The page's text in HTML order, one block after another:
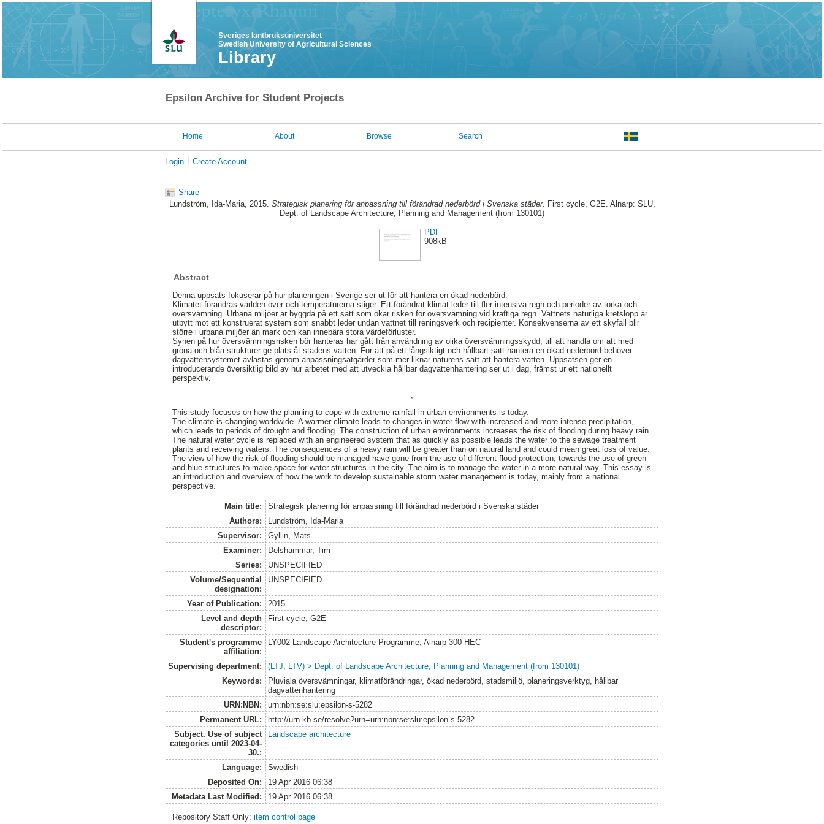
Sveriges lantbruksuniversitet
Swedish University of Agricultural Sciences
Library
Epsilon Archive for Student Projects
Home About Browse Search
Login Create Account
Share
Lundström, Ida-Maria, 2015. Strategisk planering för anpassning till förändrad nederbörd i Svenska städer. First cycle, G2E. Alnarp: SLU,
Dept. of Landscape Architecture, Planning and Management (from 130101)
PDF
908kB
Abstract
Denna uppsats fokuserar på hur planeringen i Sverige ser ut för att hantera en ökad nederbörd.
Klimatet förändras världen över och temperaturerna stiger. Ett förändrat klimat leder till fler intensiva regn och perioder av torka och
översvämning. Urbana miljöer är byggda på ett sätt som ökar risken för översvämning vid kraftiga regn. Vattnets naturliga kretslopp är
utbytt mot ett konstruerat system som snabbt leder undan vattnet till reningsverk och recipienter. Konsekvenserna av ett skyfall blir
större i urbana miljöer än mark och kan innebära stora värdeförluster.
Synen på hur översvämningsrisken bör hanteras har gått från användning av olika översvämningsskydd, till att handla om att med
gröna och blåa strukturer ge plats åt stadens vatten. För att på ett långsiktigt och hållbart sätt hantera en ökad nederbörd behöver
dagvattensystemet avlastas genom anpassningsåtgärder som mer liknar naturens sätt att hantera vatten. Uppsatsen ger en
introducerande översiktlig bild av hur arbetet med att utveckla hållbar dagvattenhantering ser ut i dag, främst ur ett nationellt
perspektiv.
This study focuses on how the planning to cope with extreme rainfall in urban environments is today.
The climate is changing worldwide. A warmer climate leads to changes in water flow with increased and more intense precipitation,
which leads to periods of drought and flooding. The construction of urban environments increases the risk of flooding during heavy rain.
The natural water cycle is replaced with an engineered system that as quickly as possible leads the water to the sewage treatment
plants and receiving waters. The consequences of a heavy rain will be greater than on natural land and could mean great loss of value.
The view of how the risk of flooding should be managed have gone from the use of different flood protection, towards the use of green
and blue structures to make space for water structures in the city. The aim is to manage the water in a more natural way. This essay is
an introduction and overview of how the work to develop sustainable storm water management is today, mainly from a national
perspective.
Main title:
Strategisk planering för anpassning till förändrad nederbörd i Svenska städer
Authors:
Lundström, Ida-Maria
Supervisor:
Gyllin, Mats
Examiner:
Delshammar, Tim
Series:
UNSPECIFIED
Volume/Sequential
designation:
UNSPECIFIED
Year of Publication:
2015
Level and depth
descriptor:
First cycle, G2E
Student's programme
affiliation:
LY002 Landscape Architecture Programme, Alnarp 300 HEC
Supervising department:
(LTJ, LTV) > Dept. of Landscape Architecture, Planning and Management (from 130101)
Keywords:
Pluviala översvämningar, klimatförändringar, ökad nederbörd, stadsmiljö, planeringsverktyg, hållbar
dagvattenhantering
URN:NBN:
urn:nbn:se:slu:epsilon-s-5282
Permanent URL:
http://urn.kb.se/resolve?urn=urn:nbn:se:slu:epsilon-s-5282
Subject. Use of subject
categories until 2023-04-
30.:
Landscape architecture
Language:
Swedish
Deposited On:
19 Apr 2016 06:38
Metadata Last Modified:
19 Apr 2016 06:38
Repository Staff Only:item control page